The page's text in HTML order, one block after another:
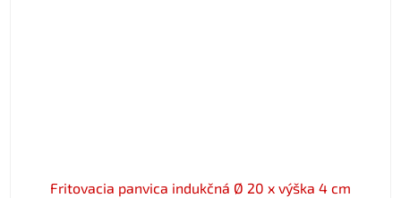
Fritovacia panvica indukčná Ø 20 x výška 4 cm